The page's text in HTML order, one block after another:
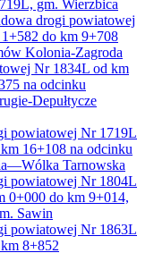
gm. Wierzbica
drogi powiatowej
do km 9+708
Kolonia-Zagroda
Nr 1834L od km
na odcinku
Depułtycze
powiatowej Nr 1719L
16+108 na odcinku
Tarnowska
powiatowej Nr 1804L
0+000 do km 9+014,
Sawin
powiatowej Nr 1863L
8+852